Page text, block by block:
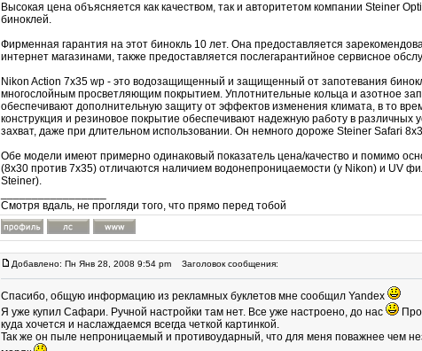
Высокая цена объясняется как качеством, так и авторитетом компании Steiner
биноклей.
Фирменная гарантия на этот бинокль 10 лет. Она предоставляется
интернет магазинами, также предоставляется послегарантийное сервисное
Nikon Action 7x35 wp - это водозащищенный и защищенный от запотевания
многослойным просветляющим покрытием. Уплотнительные кольца и азотное
обеспечивают дополнительную защиту от эффектов изменения климата, в то
конструкция и резиновое покрытие обеспечивают надежную работу в различных
захват, даже при длительном использовании. Он немного дороже Steiner Safari
Обе модели имеют примерно одинаковый показатель цена/качество и помимо
(8х30 против 7х35) отличаются наличием водонепроницаемости (у Nikon) и UV
Steiner).
Смотря вдаль, не прогляди того, что прямо перед тобой
Добавлено: Пн Янв 28, 2008 9:54 pm Заголовок сообщения:
Спасибо, общую информацию из рекламных буклетов мне сообщил Yandex
Я уже купил Сафари. Ручной настройки там нет. Все уже настроено, до нас
куда хочется и наслаждаемся всегда четкой картинкой.
Так же он пыле непроницаемый и противоударный, что для меня поважнее чем